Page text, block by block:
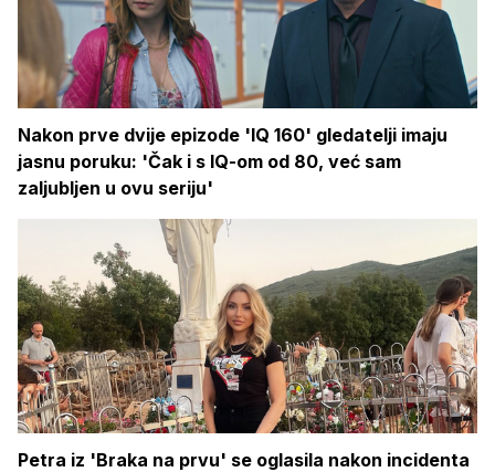
Nakon prve dvije epizode 'IQ 160' gledatelji imaju
jasnu poruku: 'Čak i s IQ-om od 80, već sam
zaljubljen u ovu seriju'
Petra iz 'Braka na prvu' se oglasila nakon incidenta